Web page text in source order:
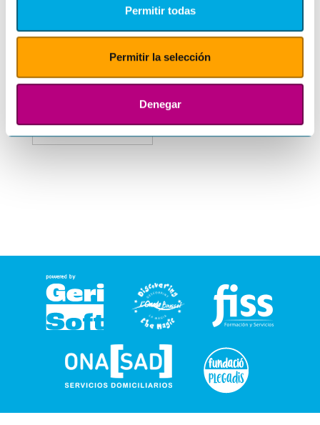
Permitir todas
Permitir la selección
Denegar